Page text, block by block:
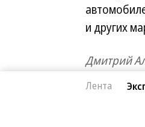
и других
Дмитрий
Лента